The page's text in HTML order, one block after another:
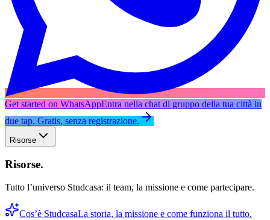
Get started on WhatsAppEntra nella chat di gruppo della tua città in
due tap. Gratis, senza registrazione.
Risorse
Risorse.
Tutto l’universo Studcasa: il team, la missione e come partecipare.
Cos’è StudcasaLa storia, la missione e come funziona il tutto.